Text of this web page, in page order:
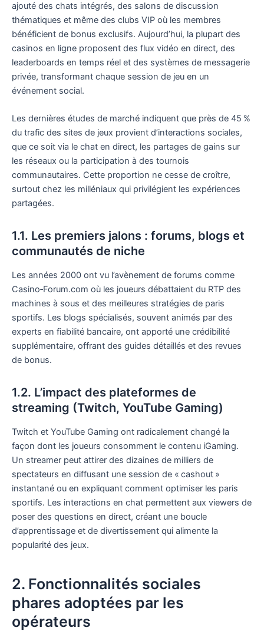
ajouté des chats intégrés, des salons de discussion
thématiques et même des clubs VIP où les membres
bénéficient de bonus exclusifs. Aujourd’hui, la plupart des
casinos en ligne proposent des flux vidéo en direct, des
leaderboards en temps réel et des systèmes de messagerie
privée, transformant chaque session de jeu en un
événement social.
Les dernières études de marché indiquent que près de 45 %
du trafic des sites de jeux provient d’interactions sociales,
que ce soit via le chat en direct, les partages de gains sur
les réseaux ou la participation à des tournois
communautaires. Cette proportion ne cesse de croître,
surtout chez les milléniaux qui privilégient les expériences
partagées.
1.1. Les premiers jalons : forums, blogs et
communautés de niche
Les années 2000 ont vu l’avènement de forums comme
Casino‑Forum.com où les joueurs débattaient du RTP des
machines à sous et des meilleures stratégies de paris
sportifs. Les blogs spécialisés, souvent animés par des
experts en fiabilité bancaire, ont apporté une crédibilité
supplémentaire, offrant des guides détaillés et des revues
de bonus.
1.2. L’impact des plateformes de
streaming (Twitch, YouTube Gaming)
Twitch et YouTube Gaming ont radicalement changé la
façon dont les joueurs consomment le contenu iGaming.
Un streamer peut attirer des dizaines de milliers de
spectateurs en diffusant une session de « cashout »
instantané ou en expliquant comment optimiser les paris
sportifs. Les interactions en chat permettent aux viewers de
poser des questions en direct, créant une boucle
d’apprentissage et de divertissement qui alimente la
popularité des jeux.
2. Fonctionnalités sociales
phares adoptées par les
opérateurs